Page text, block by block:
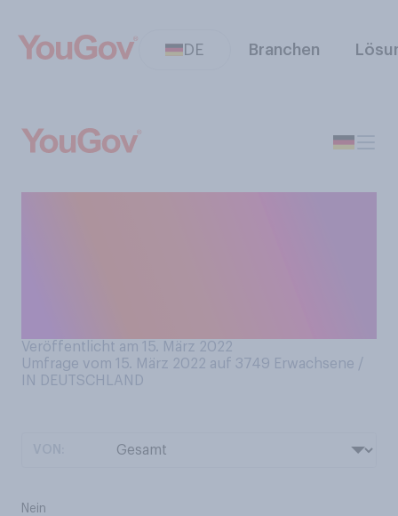
DE Branchen
Veröffentlicht am 15. März 2022
Umfrage vom 15. März 2022 auf 3749 Erwachsene /
IN DEUTSCHLAND
Nein